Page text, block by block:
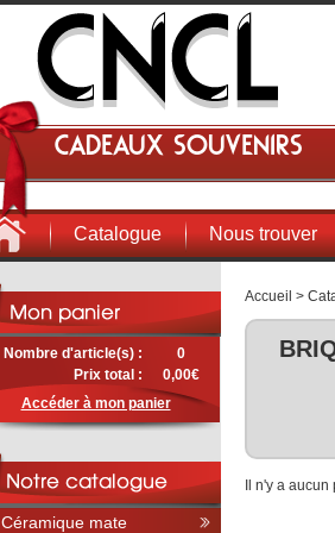
Cadeaux souvenirs
Catalogue Nous trouver
Accueil >
Il n'y a
Nombre d'article(s) :
0
Prix total :
0,00€
Accéder à mon panier
Céramique mate